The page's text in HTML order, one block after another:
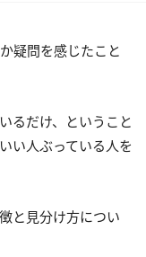
疑問を感じたこと
るだけ、ということ
い人ぶっている人を
と見分け方につい